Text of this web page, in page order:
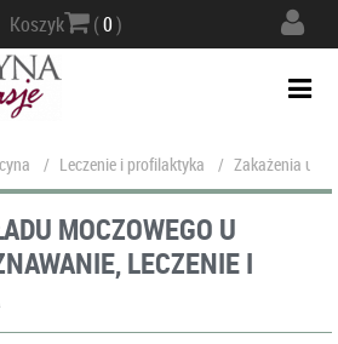
Koszyk (0)
/ Leczenie i profilaktyka / Zakażenia
MOCZOWEGO U
LECZENIE I